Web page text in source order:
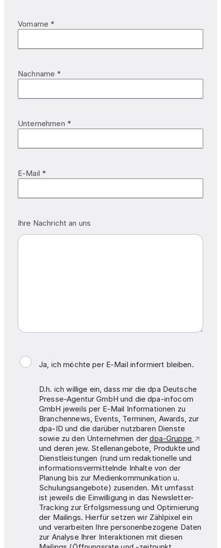
Vorname *
Nachname *
Unternehmen *
E-Mail *
Ihre Nachricht an uns
Ja, ich möchte per E-Mail informiert bleiben.
D.h. ich willige ein, dass mir die dpa Deutsche
Presse-Agentur GmbH und die dpa-infocom
GmbH jeweils per E-Mail Informationen zu
Branchennews, Events, Terminen, Awards, zur
dpa-ID und die darüber nutzbaren Dienste
sowie zu den Unternehmen derdpa-Gruppe
und deren jew. Stellenangebote, Produkte und
Dienstleistungen (rund um redaktionelle und
informationsvermittelnde Inhalte von der
Planung bis zur Medienkommunikation u.
Schulungsangebote) zusenden. Mit umfasst
ist jeweils die Einwilligung in das Newsletter-
Tracking zur Erfolgsmessung und Optimierung
der Mailings. Hierfür setzen wir Zählpixel ein
und verarbeiten Ihre personenbezogene Daten
zur Analyse Ihrer Interaktionen mit diesen